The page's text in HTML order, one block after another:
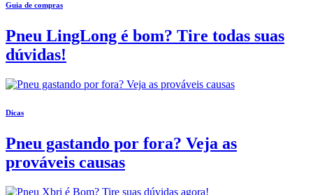
Guia de compras
Pneu LingLong é bom? Tire todas suas
dúvidas!
Dicas
Pneu gastando por fora? Veja as
prováveis causas